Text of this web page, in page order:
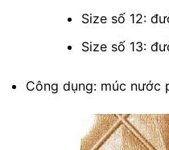
Size số 12:
Size số 13:
Công dụng: múc nước